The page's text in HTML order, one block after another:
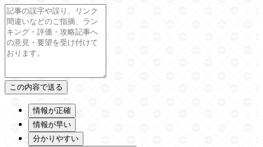
情報が正確
情報が早い
分かりやすい